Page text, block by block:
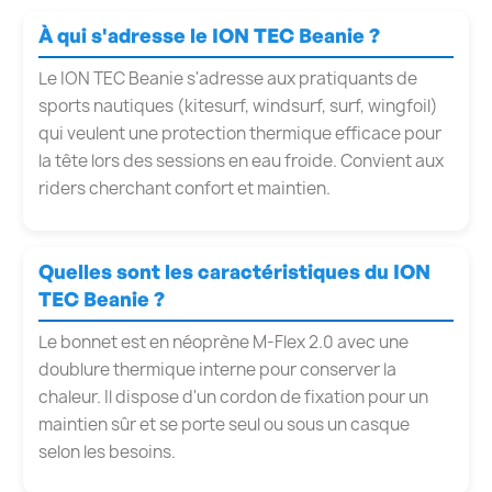
À qui s'adresse le ION TEC Beanie ?
Le ION TEC Beanie s'adresse aux pratiquants de
sports nautiques (kitesurf, windsurf, surf, wingfoil)
qui veulent une protection thermique efficace pour
la tête lors des sessions en eau froide. Convient aux
riders cherchant confort et maintien.
Quelles sont les caractéristiques du ION
TEC Beanie ?
Le bonnet est en néoprène M-Flex 2.0 avec une
doublure thermique interne pour conserver la
chaleur. Il dispose d'un cordon de fixation pour un
maintien sûr et se porte seul ou sous un casque
selon les besoins.